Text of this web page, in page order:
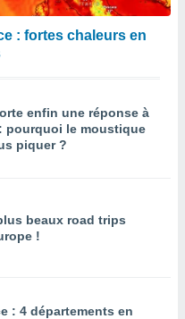
: fortes chaleurs en
enfin une réponse à
pourquoi le moustique
piquer ?
beaux road trips
!
: 4 départements en